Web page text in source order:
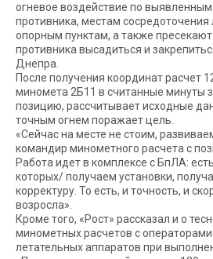
огневое воздействие по
противника, местам сосредоточения
опорным пунктам, а также
противника высадиться и
Днепра.
После получения координат расчет
миномета 2Б11 в считанные минуты
позицию, рассчитывает исходные
точным огнем поражает цель.
«Сейчас на месте не стоим,
командир минометного расчета с
Работа идет в комплексе с БпЛА:
которых/ получаем установки,
корректуру. То есть, и точность, и
возросла».
Кроме того, «Рост» рассказал и о
минометных расчетов с
летательных аппаратов при